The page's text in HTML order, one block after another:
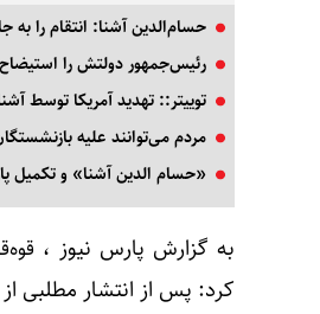
حسام‌الدین آشنا: انتقام را به
رئیس‌جمهور دولتش را
توییتر:: تهدید آمریکا توسط
مردم می‌توانند علیه
«حسام الدین آشنا» و تکمیل
به گزارش پارس نیوز ،
کرد: پس از انتشار مطلبی